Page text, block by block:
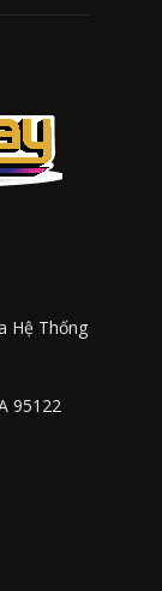
Hệ Thống
95122